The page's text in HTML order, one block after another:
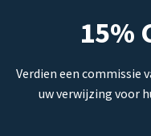
15%
Verdien een commissie
uw verwijzing voor